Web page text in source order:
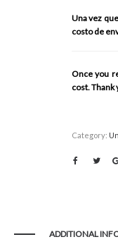
Una vez
costo de
Once you
cost. Thank
Category:
ADDITIONAL